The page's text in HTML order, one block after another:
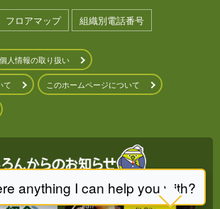
フロアマップ 組織別電話番号
個人情報の取り扱い
て このホームページについて